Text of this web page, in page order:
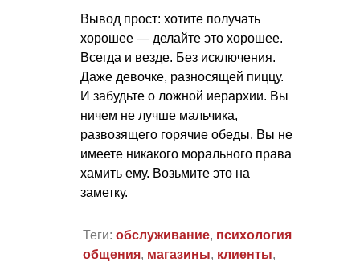
Вывод прост: хотите получать
хорошее — делайте это хорошее.
Всегда и везде. Без исключения.
Даже девочке, разносящей пиццу.
И забудьте о ложной иерархии. Вы
ничем не лучше мальчика,
развозящего горячие обеды. Вы не
имеете никакого морального права
хамить ему. Возьмите это на
заметку.
Теги: обслуживание, психология
общения, магазины, клиенты,